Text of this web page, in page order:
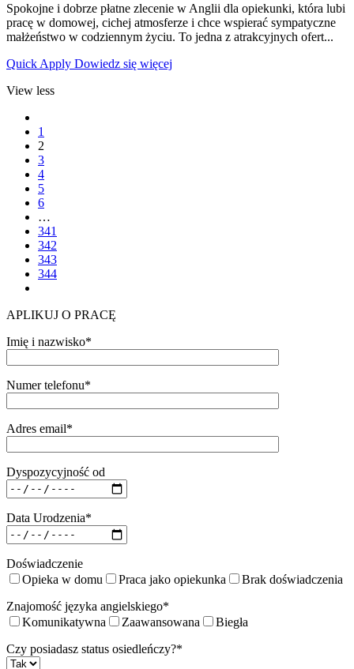
Spokojne i dobrze płatne zlecenie w Anglii dla opiekunki, która lubi
pracę w domowej, cichej atmosferze i chce wspierać sympatyczne
małżeństwo w codziennym życiu. To jedna z atrakcyjnych ofert...
Quick Apply Dowiedz się więcej
View less
1
2
3
4
5
6
…
341
342
343
344
APLIKUJ O PRACĘ
Imię i nazwisko*
Numer telefonu*
Adres email*
Dyspozycyjność od
Data Urodzenia*
Doświadczenie
Opieka w domu
Praca jako opiekunka
Brak doświadczenia
Znajomość języka angielskiego*
Komunikatywna
Zaawansowana
Biegła
Czy posiadasz status osiedleńczy?*